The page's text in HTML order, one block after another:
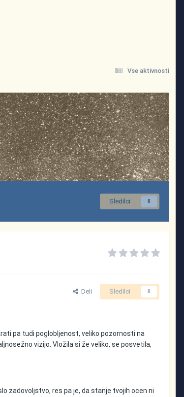
Vse aktivnosti
Sledilci 0
Deli Sledilci 0
pa tudi poglobljenost, veliko pozornosti na
vizijo. Vložila si že veliko, se posvetila,
zadovoljstvo, res pa je, da stanje tvojih ocen ni